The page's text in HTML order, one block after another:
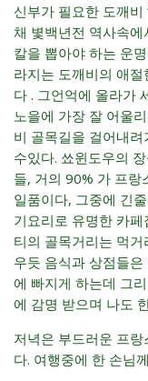
신부가 필요한 도깨
채 볓백년전 역사속
칼을 뽑아야 하는 운
라지는 도깨비의 애
다 . 그언억에 올라가
노을에 가장 잘 어울
비 골목길을 걸어내
수있다. 쑈윈도우의
들, 거의 90% 가 프랑
일품이다, 그중에 긴
기요리로 유명한 카
티의 골목거리는 먹
우듯 음식과 상점들
에 빠지게 하는데 그
에 감명 받으며 나도
저녁은 부드러운 프
다. 여행중에 한 손님